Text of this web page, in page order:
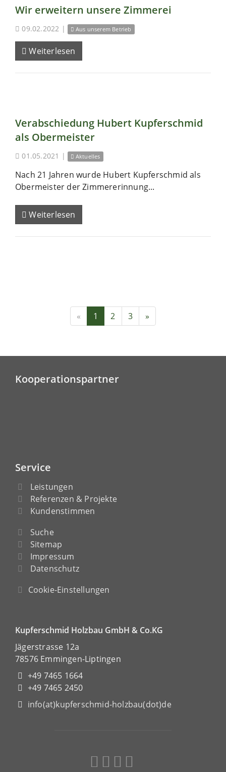
Wir erweitern unsere Zimmerei
09.02.2022 | Aus unserem Betrieb
Weiterlesen
Verabschiedung Hubert Kupferschmid
als Obermeister
01.05.2021 | Aktuelles
Nach 21 Jahren wurde Hubert Kupferschmid als
Obermeister der Zimmererinnung...
Weiterlesen
« 1 2 3 »
Kooperationspartner
Service
Leistungen
Referenzen & Projekte
Kundenstimmen
Suche
Sitemap
Impressum
Datenschutz
Cookie-Einstellungen
Kupferschmid Holzbau GmbH & Co.KG
Jägerstrasse 12a
78576 Emmingen-Liptingen
+49 7465 1664
+49 7465 2450
info(at)kupferschmid-holzbau(dot)de